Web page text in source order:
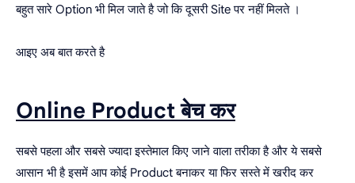
बहुत सारे Option भी मिल जाते है जो कि दूसरी Site पर नहीं मिलते ।
आइए अब बात करते है
Online Product बेच कर
सबसे पहला और सबसे ज्यादा इस्तेमाल किए जाने वाला तरीका है और ये सबसे
आसान भी है इसमें आप कोई Product बनाकर या फिर सस्ते में खरीद कर